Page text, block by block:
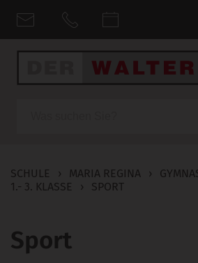
SCHULE › MARIA REGINA ›
1.- 3. KLASSE
› SPORT
Sport